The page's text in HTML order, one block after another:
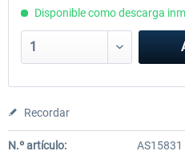
Disponible como descarga
Recordar
N.º artículo:
AS15831